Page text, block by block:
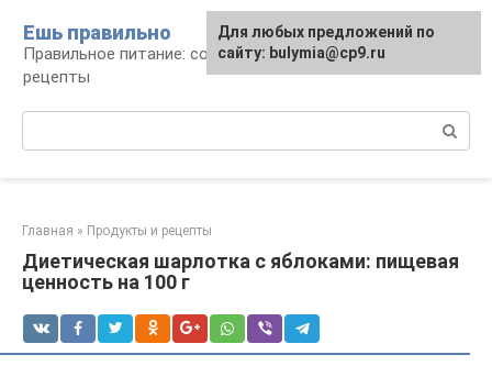
контенту
Ешь правильно
Правильное питание: советы, продукты,
рецепты
Главная » Продукты и рецепты
Диетическая шарлотка с яблоками: пищевая
ценность на 100 г
Для любых предложений по
сайту: bulymia@cp9.ru